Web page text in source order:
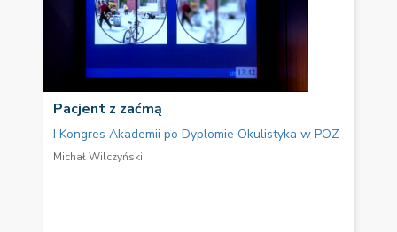
Pacjent z zaćmą
I Kongres Akademii po Dyplomie Okulistyka w POZ
Michał Wilczyński